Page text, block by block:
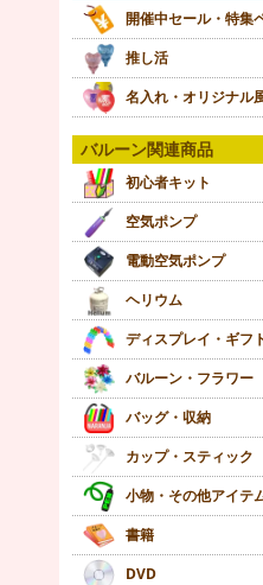
開催中セール・特集
推し活
名入れ・オリジナル
バルーン関連商品
初心者キット
空気ポンプ
電動空気ポンプ
ヘリウム
ディスプレイ・ギフ
バルーン・フラワー
バッグ・収納
カップ・スティック
小物・その他アイテ
書籍
DVD